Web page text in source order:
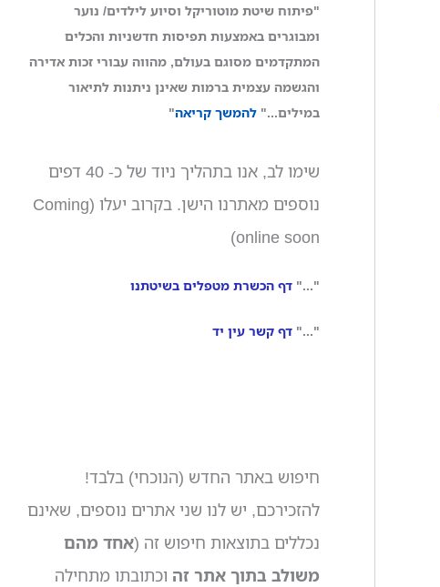
"פיתוח שיטת מוטוריקל וסיוע לילדים/ נוער
ומבוגרים באמצעות תפיסות חדשניות והכלים
המתקדמים מסוגם בעולם, מהווה עבורי זכות אדירה
והגשמה עצמית ברמות שאינן ניתנות לתיאור
במילים..." להמשך קריאה"
שימו לב, אנו בתהליך ניוד של כ- 40 דפים
נוספים מאתרנו הישן. בקרוב יעלו (Coming
online soon)
"..." דף הכשרת מטפלים בשיטתנו
"..." דף קשר עין יד
חיפוש באתר החדש (הנוכחי) בלבד!
להזכירכם, יש לנו שני אתרים נוספים, שאינם
נכללים בתוצאות חיפוש זה (אחד מהם
משולב בתוך אתר זה וכתובתו מתחילה